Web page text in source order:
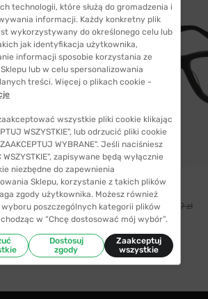
WYSYŁKA 24H
SENJA
Senja 6515 C1
89,99 zł 199,99 zł
technologii, które służą do gromadzenia i
informacji. Każdy konkretny plik
wykorzystywany do określonego celu lub
jak identyfikacja użytkownika,
informacji sposobie korzystania ze
lub w celu spersonalizowania
treści. Więcej o plikach cookie -
wszystkie pliki cookie klikając
WSZYSTKIE", lub odrzucić pliki cookie
WYBRANE". Jeśli naciśniesz
WSZYSTKIE", zapisywane będą wyłącznie
niezbędne do zapewnienia
Sklepu, korzystanie z takich plików
zgody użytkownika. Możesz również
poszczególnych kategorii plików
w “Chcę dostosować mój wybór”.
Dostosuj
zgody
Zaakceptuj
wszystkie